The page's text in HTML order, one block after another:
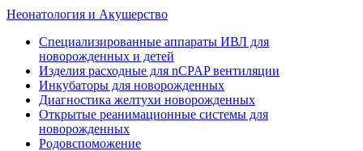
Неонатология и Акушерство
Специализированные аппараты ИВЛ для
новорожденных и детей
Изделия расходные для nCPAP вентиляции
Инкубаторы для новорожденных
Диагностика желтухи новорожденных
Открытые реанимационные системы для
новорожденных
Родовспоможение